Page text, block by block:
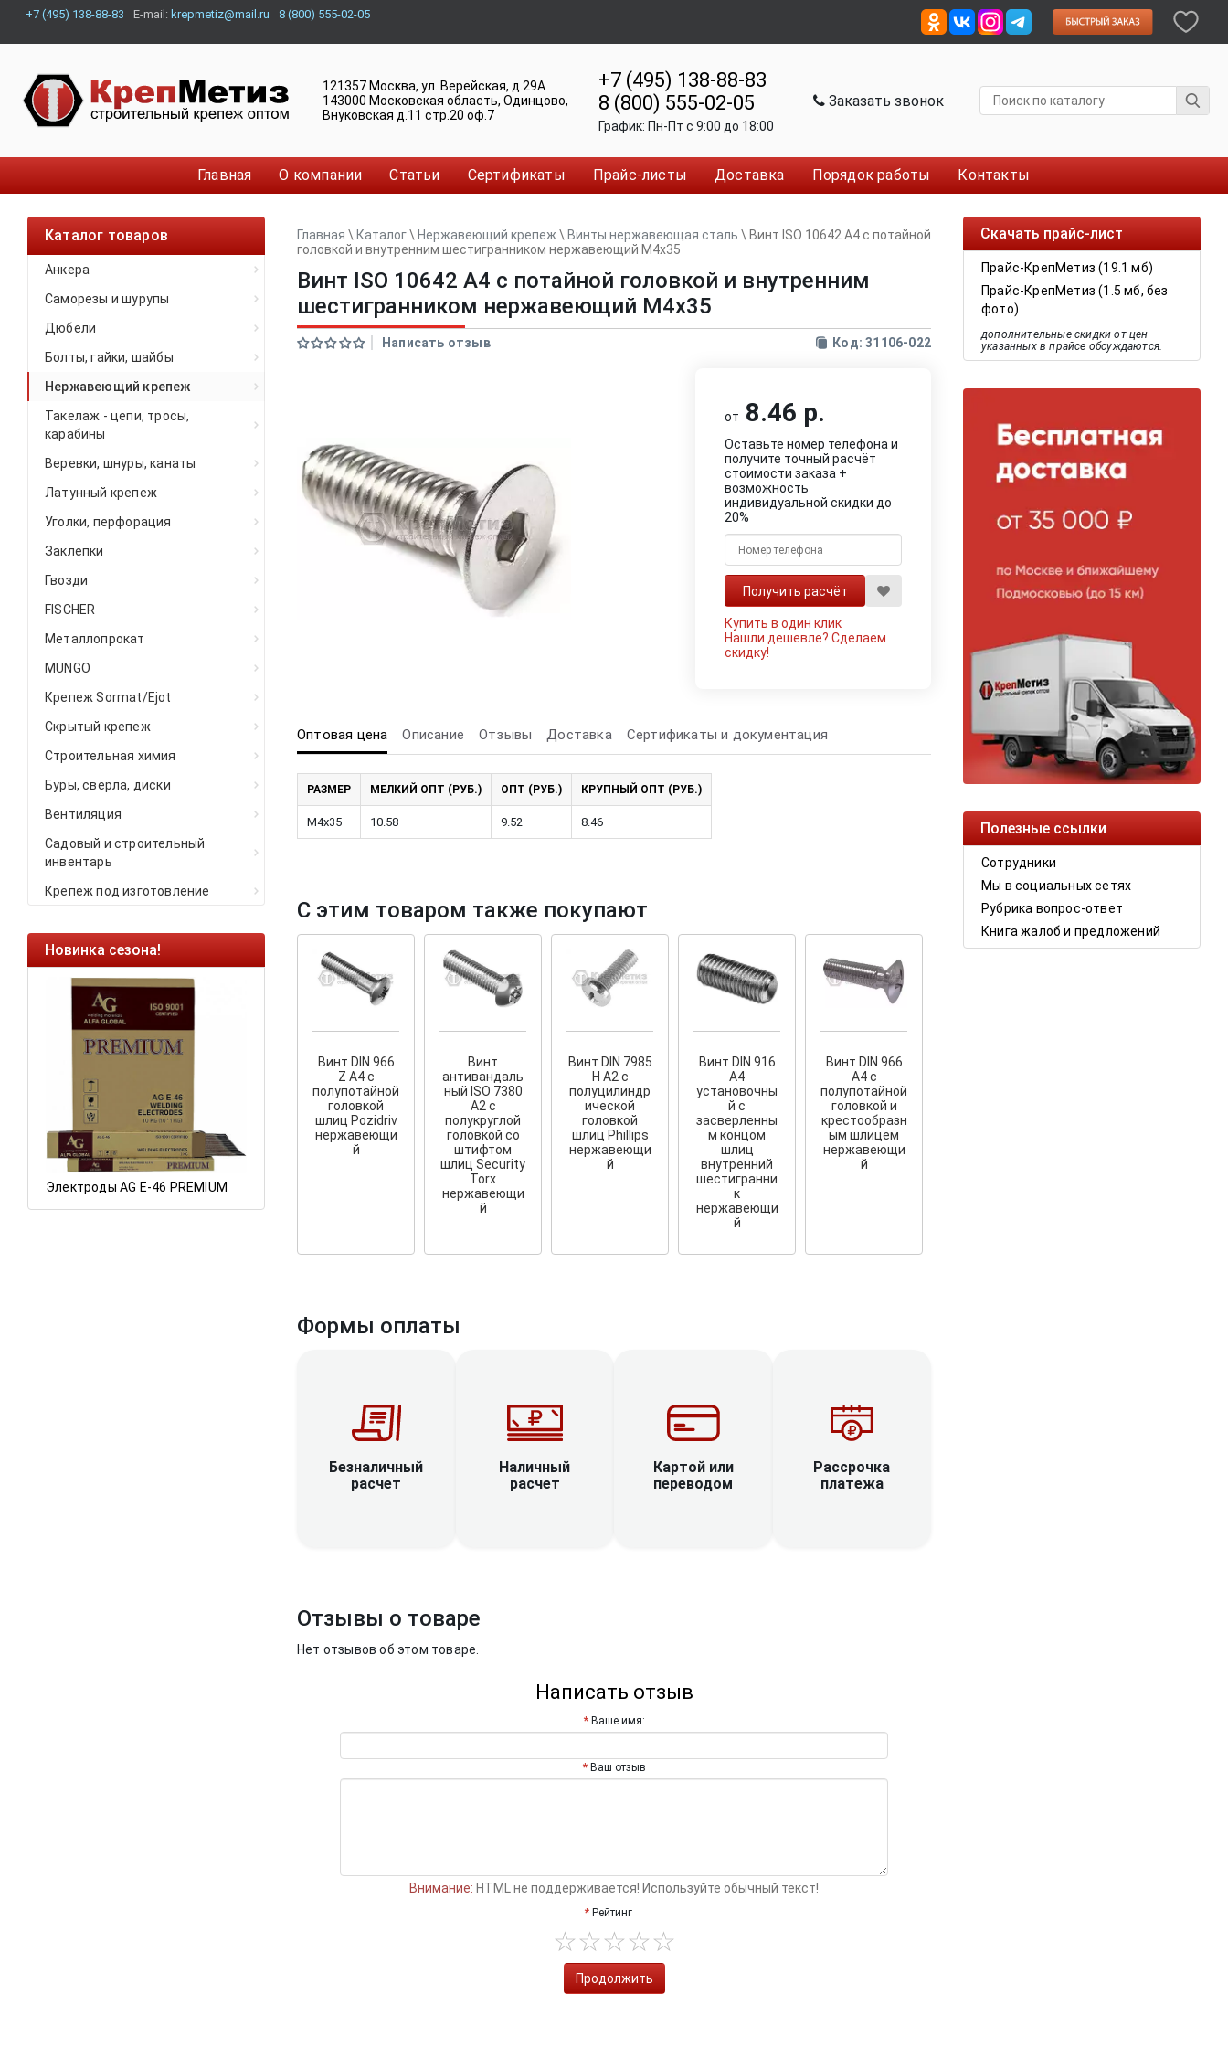
+7 (495) 138-88-83 E-mail: krepmetiz@mail.ru 8 (800) 555-02-05
121357 Москва, ул. Верейская, д.29А
143000 Московская область, Одинцово,
Внуковская д.11 стр.20 оф.7
+7 (495) 138-88-83
8 (800) 555-02-05
График: Пн-Пт c 9:00 до 18:00
Заказать звонок
Главная О компании Статьи Сертификаты Прайс-листы Доставка Порядок работы Контакты
Каталог товаров
Анкера
Саморезы и шурупы
Дюбели
Болты, гайки, шайбы
Нержавеющий крепеж
Такелаж - цепи, тросы,
карабины
Веревки, шнуры, канаты
Латунный крепеж
Уголки, перфорация
Заклепки
Гвозди
FISCHER
Металлопрокат
MUNGO
Крепеж Sormat/Ejot
Скрытый крепеж
Строительная химия
Буры, сверла, диски
Вентиляция
Садовый и строительный
инвентарь
Крепеж под изготовление
Новинка сезона!
Электроды AG E-46 PREMIUM
Ликвидация остатков!
Саморезы кровельные HKR-R
HARPOON EURO
остатков по ценам 2020 года!
Cкрытый крепеж
Крепление террас и фасадов
и фасадов.
Скачать прайс-лист
Прайс-КрепМетиз (19.1 мб)
Прайс-КрепМетиз (1.5 мб, без
фото)
дополнительные скидки от цен
указанных в прайсе обсуждаются.
Полезные ссылки
Сотрудники
Мы в социальных сетях
Рубрика вопрос-ответ
Книга жалоб и предложений
Главная \ Каталог\ Нержавеющий крепеж \ Винты нержавеющая сталь \ Винт ISO 10642 A4 с потайной
головкой и внутренним шестигранником нержавеющий M4x35
Винт ISO 10642 A4 с потайной головкой и внутренним
шестигранником нержавеющий M4x35
Написать отзыв Код: 31106-022
от 8.46 р.
Оставьте номер телефона и
получите точный расчёт
стоимости заказа +
возможность
индивидуальной скидки до
20%
Купить в один клик
Нашли дешевле?Сделаем
скидку!
Оптовая цена Описание Отзывы Доставка Сертификаты и документация
РАЗМЕР МЕЛКИЙ ОПТ (РУБ.) ОПТ (РУБ.) КРУПНЫЙ ОПТ (РУБ.)
M4x35 10.58 9.52 8.46
С этим товаром также покупают
Винт DIN 966
Z A4 с
полупотайной
головкой
шлиц Pozidriv
нержавеющи
й
Винт
антивандаль
ный ISO 7380
А2 с
полукруглой
головкой со
штифтом
шлиц Security
Torx
нержавеющи
й
Винт DIN 7985
H А2 с
полуцилиндр
ической
головкой
шлиц Phillips
нержавеющи
й
Винт DIN 916
A4
установочны
й с
засверленны
м концом
шлиц
внутренний
шестигранни
к
нержавеющи
й
Винт DIN 966
A4 с
полупотайной
головкой и
крестообразн
ым шлицем
нержавеющи
й
Формы оплаты
Безналичный
расчет
Наличный
расчет
Картой или
переводом
Рассрочка
платежа
Отзывы о товаре
Нет отзывов об этом товаре.
Написать отзыв
Ваше имя:
Ваш отзыв
Внимание: HTML не поддерживается! Используйте обычный текст!
Рейтинг
Продолжить